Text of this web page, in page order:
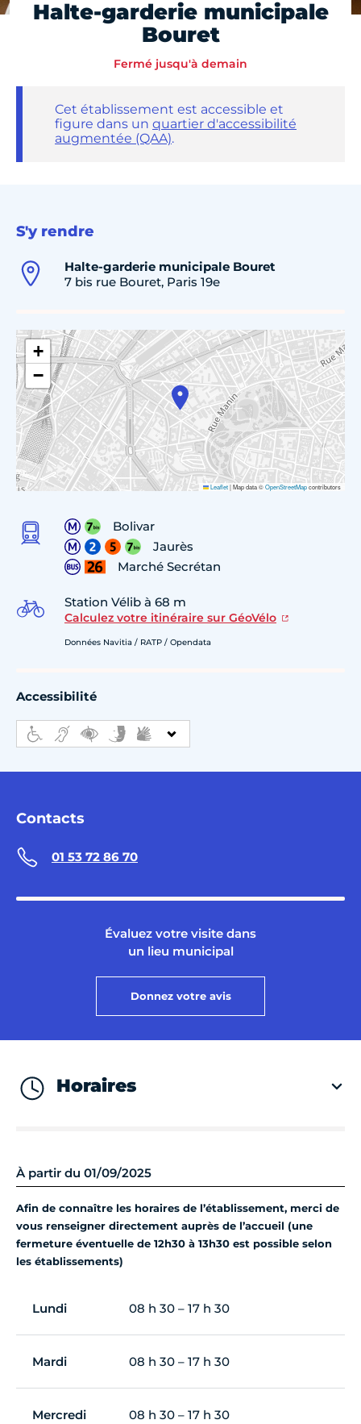
Halte-garderie municipale
Bouret
Fermé jusqu'à demain
Cet établissement est accessible et
figure dans un quartier d'accessibilité
augmentée (QAA).
S'y rendre
Halte-garderie municipale Bouret
7 bis rue Bouret, Paris 19e
+
−
Leaflet|Map data ©OpenStreetMapcontributors
Bolivar
Jaurès
Marché Secrétan
Station Vélib à 68 m
Calculez votre itinéraire sur GéoVélo
Données Navitia / RATP / Opendata
Accessibilité
Contacts
01 53 72 86 70
Évaluez votre visite dans
un lieu municipal
Donnez votre avis
Horaires
À partir du 01/09/2025
Afin de connaître les horaires de l’établissement, merci de
vous renseigner directement auprès de l’accueil (une
fermeture éventuelle de 12h30 à 13h30 est possible selon
les établissements)
Lundi 08 h 30 – 17 h 30
Mardi 08 h 30 – 17 h 30
Mercredi 08 h 30 – 17 h 30